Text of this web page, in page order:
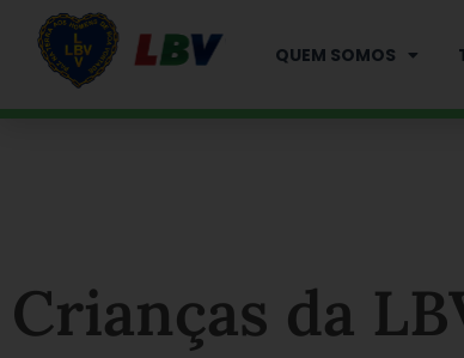
QUEM SOMOS
Crianças da